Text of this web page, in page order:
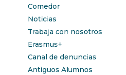
Comedor
Noticias
Trabaja con nosotros
Erasmus+
Canal de denuncias
Antiguos Alumnos